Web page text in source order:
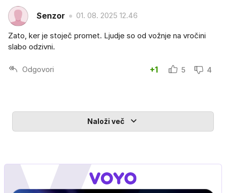
Senzor 01. 08. 2025 12.46
Zato, ker je stoječ promet. Ljudje so od vožnje na vročini
slabo odzivni.
Odgovori +1 5 4
Naloži več